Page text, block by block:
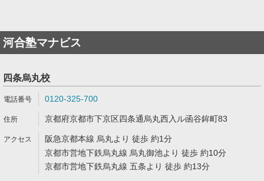
河合塾マナビス
四条烏丸校
0120-325-700
京都府京都市下京区四条通烏丸西入ル函谷鉾町83
阪急京都本線 烏丸より 徒歩 約1分
京都市営地下鉄烏丸線 烏丸御池より 徒歩 約10分
京都市営地下鉄烏丸線 五条より 徒歩 約13分